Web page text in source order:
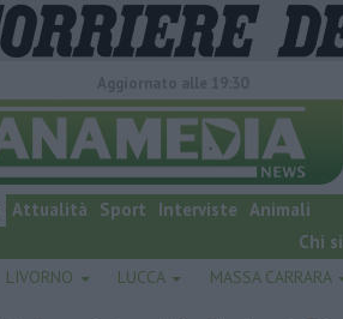
Attualità Sport Interviste Animali
Chi
LIVORNO LUCCA MASSA CARRARA